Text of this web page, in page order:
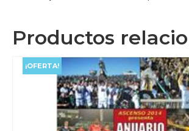
Productos
¡OFERTA!